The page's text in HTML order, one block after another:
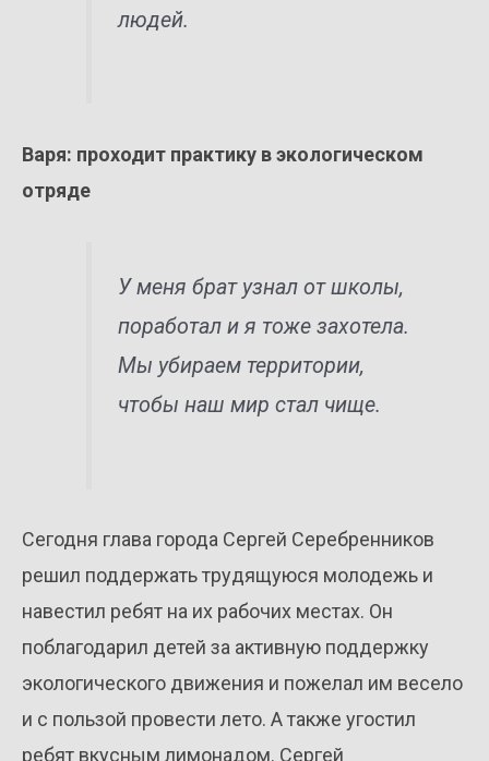
людей.
Варя: проходит практику в экологическом
отряде
У меня брат узнал от школы,
поработал и я тоже захотела.
Мы убираем территории,
чтобы наш мир стал чище.
Сегодня глава города Сергей Серебренников
решил поддержать трудящуюся молодежь и
навестил ребят на их рабочих местах. Он
поблагодарил детей за активную поддержку
экологического движения и пожелал им весело
и с пользой провести лето. А также угостил
ребят вкусным лимонадом. Сергей